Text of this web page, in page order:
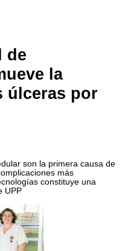
de
la
úlceras por
son la primera causa de
más
constituye una
UPP